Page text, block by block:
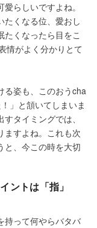
らしいですよね。
たくなる位、愛おし
たくなったら目をこ
情がよく分かりとて
る姿も、このおうcha
」と頷いてしまいま
タイミングでは、
ますよね。これも次
と、今この時を大切
ントは「指」
持って何やらバタバ